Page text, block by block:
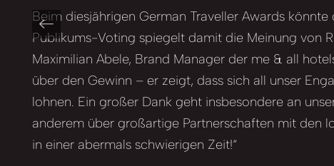
Beim diesjährigen German Traveller Awards
Publikums-Voting spiegelt damit die Meinung von
Maximilian Abele, Brand Manager der me & all
über den Gewinn – er zeigt, dass sich all unser
lohnen. Ein großer Dank geht insbesondere an
anderem über großartige Partnerschaften mit den
in einer abermals schwierigen Zeit!“